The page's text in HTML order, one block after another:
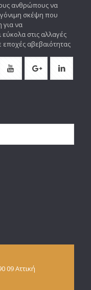
ανθρώπους να
σκέψη που
για να
στις αλλαγές
εποχές αβεβαιότητας
09 Αττική